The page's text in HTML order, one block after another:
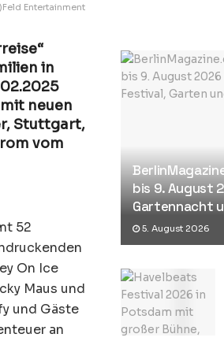
Entertainment
in
neuen
Stuttgart,
vom
52
On Ice
Maus und
und Gäste
an
bis 9. August
Gartennacht
5. August 2026